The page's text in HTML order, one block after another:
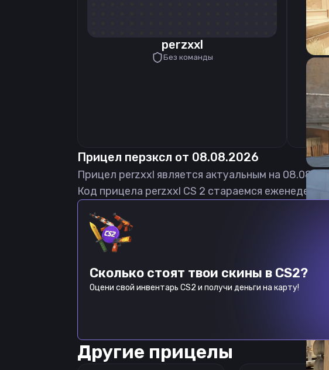
perzxxl
Без команды
Прицел перзксл от 08.08.2026
Прицел perzxxl является актуальным на
Код прицела perzxxl CS 2 стараемся
Сколько стоят твои скины в CS2?
Оцени свой инвентарь CS2 и получи деньги на карту!
Другие прицелы